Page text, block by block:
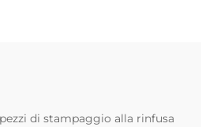
di stampaggio alla rinfusa